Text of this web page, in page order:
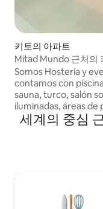
키토의 아파트
Mitad Mundo 근처의
아파트
Somos Hostería y
contamos con
sauna, turco, salón
iluminadas, áreas de
con cascadas,
Aeropuerto, 15 min
Mitad del Mundo, 5
Tenemos una
세계의 중심